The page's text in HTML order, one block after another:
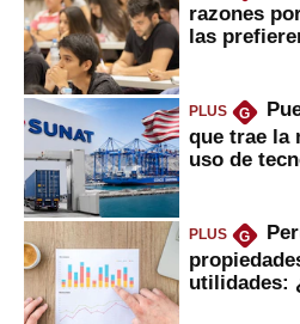
razones
las
PLUS G
que trae la
uso de
PLUS G
utilidades: